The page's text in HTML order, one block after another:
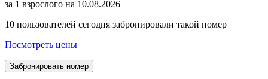
за 1 взрослого на 10.08.2026
10 пользователей сегодня забронировали такой номер
Посмотреть цены
Забронировать номер